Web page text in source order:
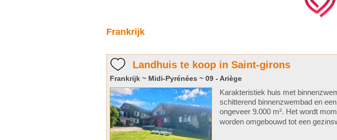
Frankrijk
Landhuis te koop in Saint-girons
Frankrijk ~ Midi-Pyrénées ~ 09 - Ariège
Karakteristiek huis met
schitterend binnenzwembad en
ongeveer 9.000 m². Het wordt
worden omgebouwd tot een